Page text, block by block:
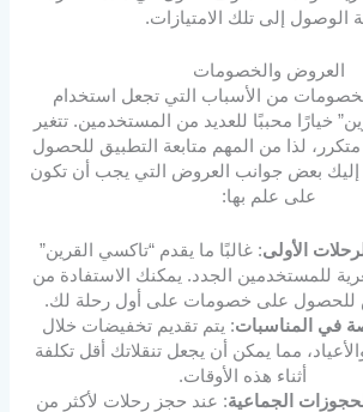
الوصول إلى تلك الامتيازات.
العروض والخصومات
من الأسباب التي تجعل استخدام
خيارًا محببًا للعديد من المستخدمين. تتغير
لذا من المهم متابعة التطبيق للحصول
إليك بعض جوانب العروض التي يجب أن تكون
على علم بها:
الأولى: غالبًا ما يقدم “تاكسي القرين”
للمستخدمين الجدد. يمكنك الاستفادة من
للحصول على خصومات على أول رحلة لك.
في المناسبات: يتم تقديم تخفيضات خلال
مما يمكن أن يجعل تنقلاتك أقل تكلفة
أثناء هذه الأوقات.
الجماعية: عند حجز رحلات لأكثر من